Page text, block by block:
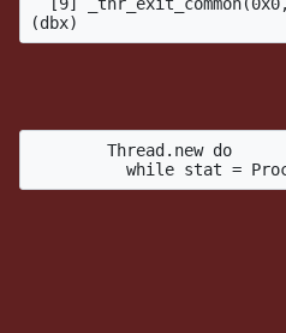
l@5 はスレッド終了時の処理を行
        Thread.new do
にて作成されたスレッドの成れの
Process.wait2 が中で
外しているのも、もしかしたら関